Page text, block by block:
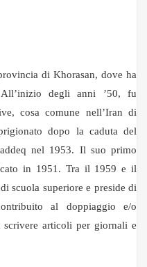
di Khorasan, dove ha
degli anni ’50, fu
cosa comune nell’Iran di
dopo la caduta del
nel 1953. Il suo primo
in 1951. Tra il 1959 e il
scuola superiore e preside di
al doppiaggio e/o
articoli per giornali e